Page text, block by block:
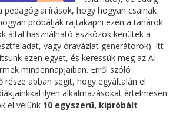
pedagógiai írások, hogy hogyan csalnak
próbálják rajtakapni ezen a tanárok
által használható eszközök kerültek a
vagy óravázlat generátorok). Itt
ezen egyet, és keressük meg az AI
mindennapjaiban. Erről szóló
része abban segít, hogy egyáltalán el
ilyen alkalmazásokat értelmesen
el velünk 10 egyszerű, kipróbált